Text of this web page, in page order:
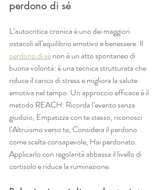
perdono di sé
L’autocritica cronica è uno dei maggiori
ostacoli all’equilibrio emotivo e benessere. Il
perdono di sé non è un atto spontaneo di
buona volontà: è una tecnica strutturata che
riduce il carico di stress e migliora la salute
emotiva nel tempo. Un approccio efficace è il
metodo REACH: Ricorda l’evento senza
giudizio, Empatizza con te stesso, riconosci
l’Altruismo verso te, Considera il perdono
come scelta consapevole, Hai perdonato.
Applicarlo con regolarità abbassa il livello di
cortisolo e riduce la ruminazione.